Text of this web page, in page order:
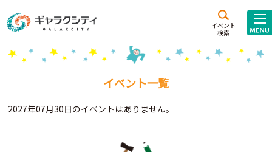
イベント
検索
施設案内
こども
西新井
施設･
イベント一覧
2027年07月30日のイベントはありません。